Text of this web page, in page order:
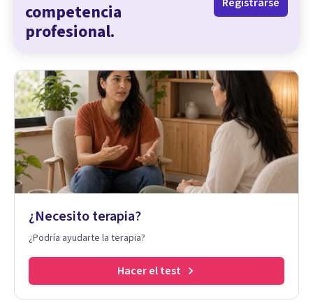
competencia
profesional.
¿Necesito terapia?
¿Podría ayudarte la terapia?
Hacer el test